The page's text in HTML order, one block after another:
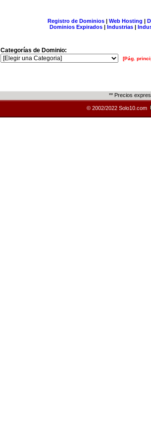
Registro de Dominios| Web Hosting |
Dominios Expirados | Industrias |
Categorías de Dominio:
[Pág.
** Precios
© 2002/2022 Solo10.com